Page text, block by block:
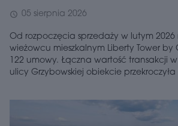
schedule 05 sierpnia 2026
Od rozpoczęcia sprzedaży w lutym 2026
wieżowcu mieszkalnym Liberty Tower
122 umowy. Łączna wartość transakcji
ulicy Grzybowskiej obiekcie przekroczyła